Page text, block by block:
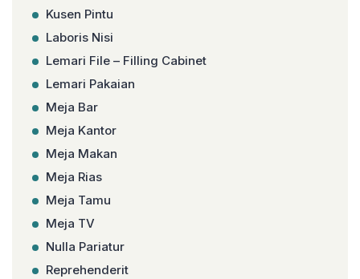
Kusen Pintu
Laboris Nisi
Lemari File – Filling Cabinet
Lemari Pakaian
Meja Bar
Meja Kantor
Meja Makan
Meja Rias
Meja Tamu
Meja TV
Nulla Pariatur
Reprehenderit